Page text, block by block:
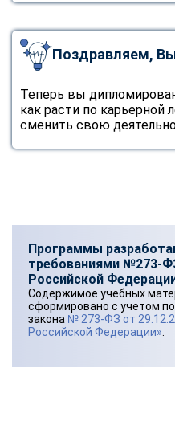
Поздравляем,
Теперь вы
как расти по карьерной
сменить свою
Программы
требованиями №273-
Российской
Содержимое учебных
сформировано с учетом
закона № 273-ФЗ от
Российской Федерации»